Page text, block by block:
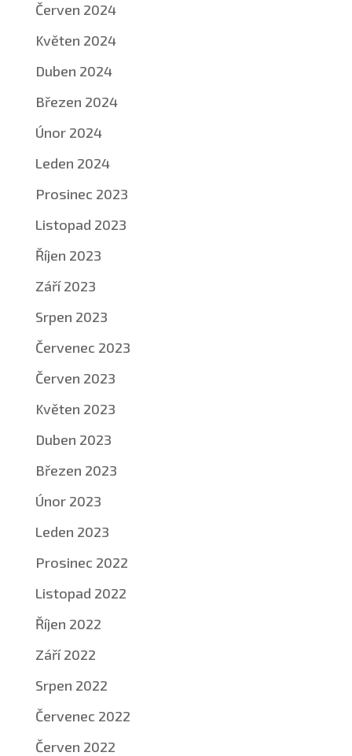
Červen 2024
Květen 2024
Duben 2024
Březen 2024
Únor 2024
Leden 2024
Prosinec 2023
Listopad 2023
Říjen 2023
Září 2023
Srpen 2023
Červenec 2023
Červen 2023
Květen 2023
Duben 2023
Březen 2023
Únor 2023
Leden 2023
Prosinec 2022
Listopad 2022
Říjen 2022
Září 2022
Srpen 2022
Červenec 2022
Červen 2022